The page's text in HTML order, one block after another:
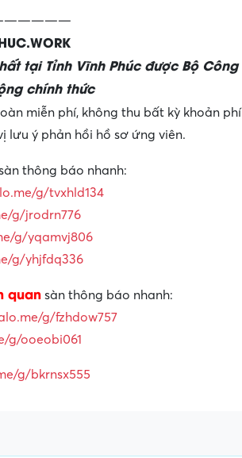
tại Tỉnh Vĩnh Phúc được Bộ Công
chính thức
miễn phí, không thu bất kỳ khoản phí
lưu ý phản hồi hồ sơ ứng viên.
thông báo nhanh:
g/tvxhld134
g/jrodrn776
g/yqamvj806
g/yhjfdq336
quan sàn thông báo nhanh:
g/fzhdow757
g/ooeobi061
g/bkrnsx555